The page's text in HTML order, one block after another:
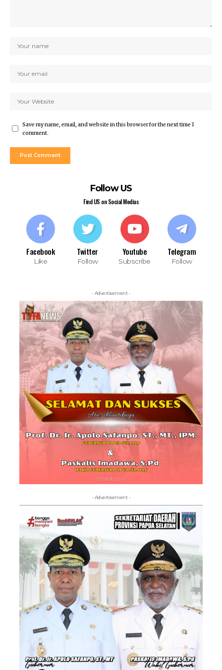
Save my name, email, and website in this browser for the next time I
comment.
Follow US
Find US on Social Medias
Facebook
Like
Twitter
Follow
Youtube
Subscribe
Telegram
Follow
- Advertisement -
- Advertisement -